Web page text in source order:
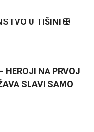
U TIŠINI ✠
HEROJI NA PRVOJ
SLAVI SAMO